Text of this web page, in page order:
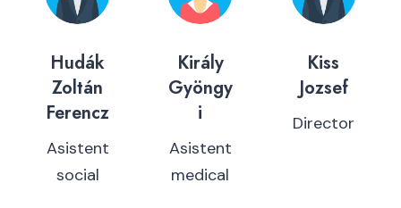
Hudák
Zoltán
Ferencz
Asistent
social
Király
Gyöngy
i
Asistent
medical
Kiss
Jozsef
Director